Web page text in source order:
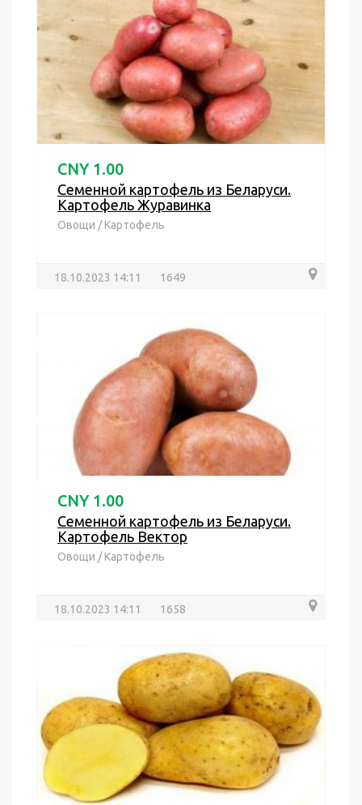
CNY 1.00
Семенной картофель из Беларуси.
Картофель Журавинка
Овощи /Картофель
18.10.2023 14:11 1649
CNY 1.00
Семенной картофель из Беларуси.
Картофель Вектор
Овощи /Картофель
18.10.2023 14:11 1658